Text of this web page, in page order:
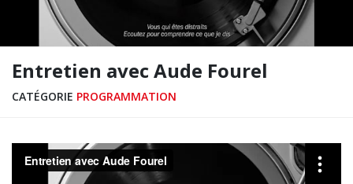
Entretien avec Aude Fourel
CATÉGORIE PROGRAMMATION